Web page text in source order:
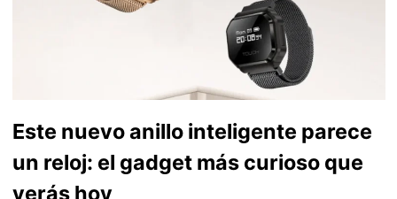
Este nuevo anillo inteligente parece
un reloj: el gadget más curioso que
verás hoy